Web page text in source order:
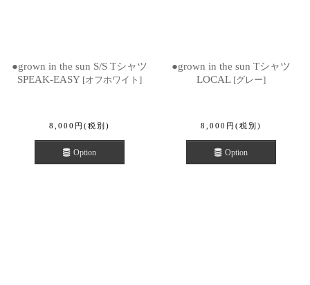
●grown in the sun S/S Tシャツ
SPEAK-EASY [オフホワイト ]
8,000 円 (税別)
Option
●grown in the sun Tシャツ
LOCAL [グレー]
8,000 円 (税別)
Option